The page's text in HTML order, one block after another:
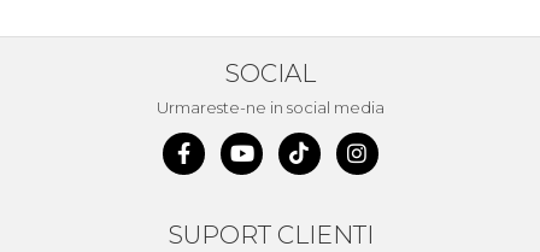
Termometru Infrarosu
SOCIAL
Urmareste-ne in social media
SUPORT CLIENTI